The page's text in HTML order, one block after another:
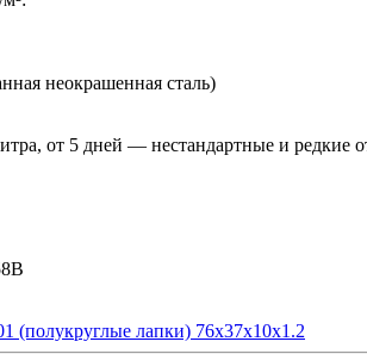
неокрашенная сталь)
от 5 дней — нестандартные и редкие